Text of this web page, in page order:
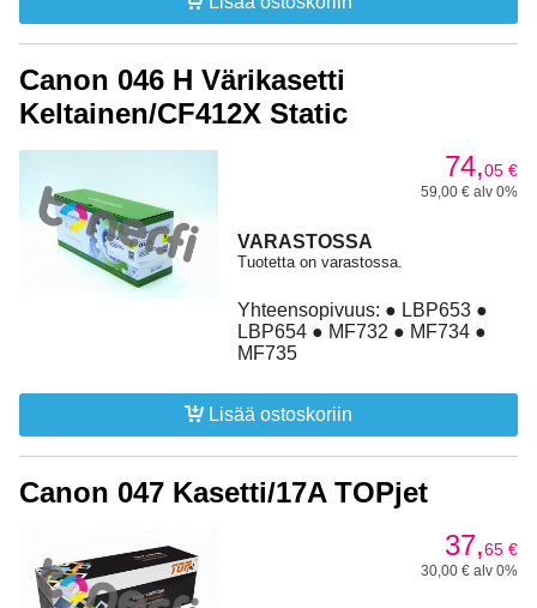
Canon 046 H Värikasetti
Keltainen/CF412X Static
74,05 €
59,00 € alv 0%
VARASTOSSA
Tuotetta on varastossa.
Yhteensopivuus: ● LBP653 ●
LBP654 ● MF732 ● MF734 ●
MF735
Lisää ostoskoriin
Canon 047 Kasetti/17A TOPjet
37,65 €
30,00 € alv 0%